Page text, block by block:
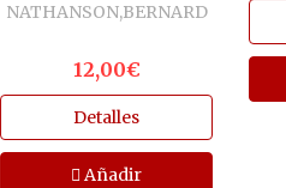
ABORTO
NATHANSON,BERNARD
12,00€
Detalles
Añadir